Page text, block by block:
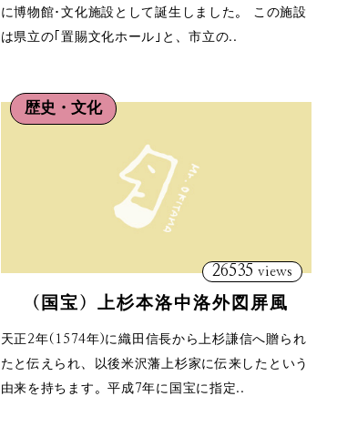
に博物館･文化施設として誕生しました。 この施設
は県立の｢置賜文化ホール｣と、市立の..
歴史・文化
26535 views
（国宝）上杉本洛中洛外図屏風
天正2年(1574年)に織田信長から上杉謙信へ贈られ
たと伝えられ、以後米沢藩上杉家に伝来したという
由来を持ちます。平成7年に国宝に指定..